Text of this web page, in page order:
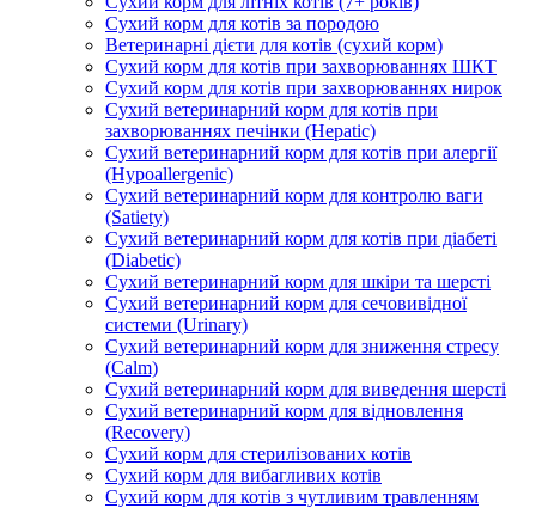
Сухий корм для котів за породою
Ветеринарні дієти для котів (сухий корм)
Сухий корм для котів при захворюваннях ШКТ
Сухий корм для котів при захворюваннях нирок
Сухий ветеринарний корм для котів при
захворюваннях печінки (Hepatic)
Сухий ветеринарний корм для котів при алергії
(Hypoallergenic)
Сухий ветеринарний корм для контролю ваги
(Satiety)
Сухий ветеринарний корм для котів при діабеті
(Diabetic)
Сухий ветеринарний корм для шкіри та шерсті
Сухий ветеринарний корм для сечовивідної
системи (Urinary)
Сухий ветеринарний корм для зниження стресу
(Calm)
Сухий ветеринарний корм для виведення шерсті
Сухий ветеринарний корм для відновлення
(Recovery)
Сухий корм для стерилізованих котів
Сухий корм для вибагливих котів
Сухий корм для котів з чутливим травленням